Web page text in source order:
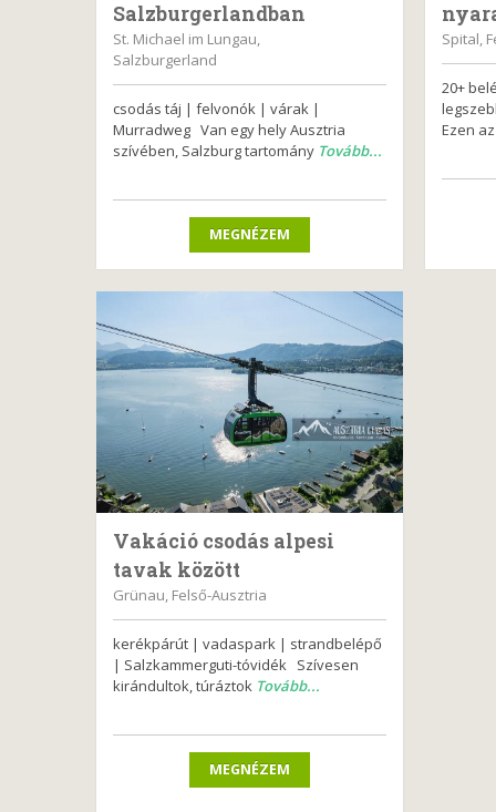
Salzburgerlandban
St. Michael im Lungau,
Salzburgerland
csodás táj | felvonók | várak |
Murradweg Van egy hely Ausztria
szívében, Salzburg tartomány Tovább...
MEGNÉZEM
Spital,
20+
Ezen
Vakáció csodás alpesi
tavak között
Grünau, Felső-Ausztria
kerékpárút | vadaspark | strandbelépő
| Salzkammerguti-tóvidék Szívesen
kirándultok, túráztok Tovább...
MEGNÉZEM